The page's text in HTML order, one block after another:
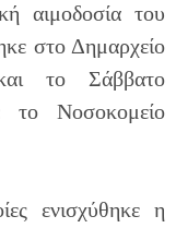
αιμοδοσία του
στο Δημαρχείο
το Σάββατο
το Νοσοκομείο
ενισχύθηκε η